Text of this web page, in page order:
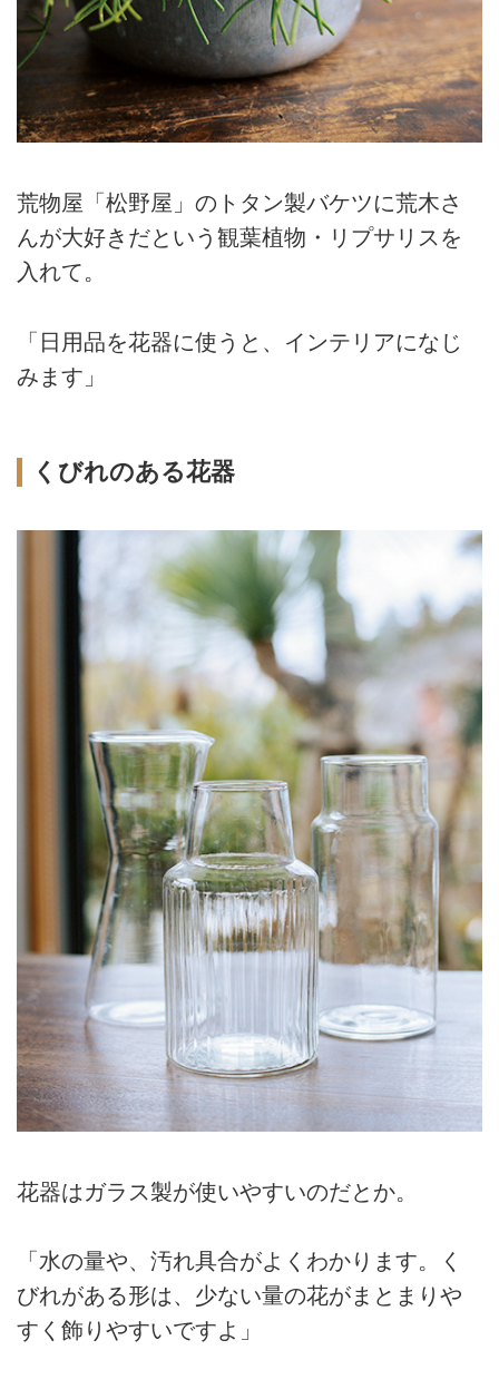
荒物屋「松野屋」のトタン製バケツに荒木さ
んが大好きだという観葉植物・リプサリスを
入れて。
「日用品を花器に使うと、インテリアになじ
みます」
くびれのある花器
花器はガラス製が使いやすいのだとか。
「水の量や、汚れ具合がよくわかります。く
びれがある形は、少ない量の花がまとまりや
すく飾りやすいですよ」